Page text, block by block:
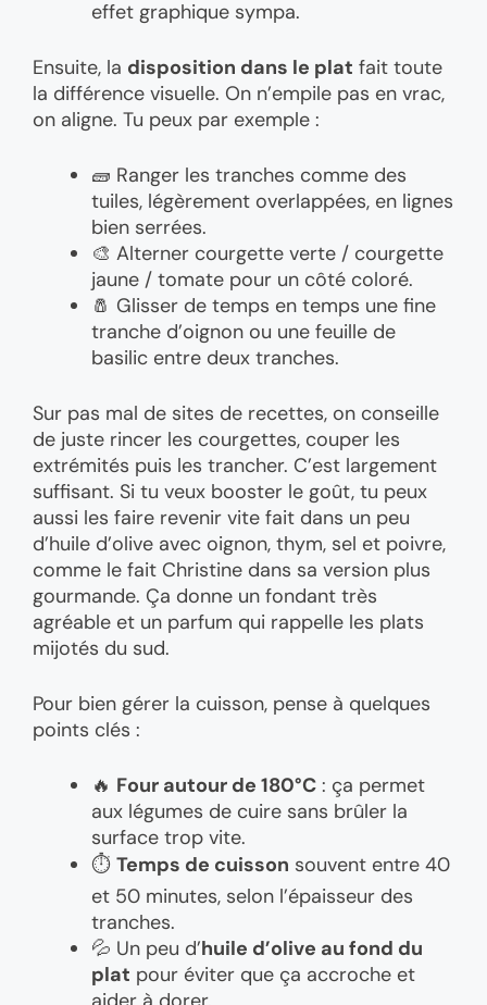
effet graphique sympa.
Ensuite, la disposition dans le plat fait toute
la différence visuelle. On n’empile pas en vrac,
on aligne. Tu peux par exemple :
🧱 Ranger les tranches comme des
tuiles, légèrement overlappées, en lignes
bien serrées.
🎨 Alterner courgette verte / courgette
jaune / tomate pour un côté coloré.
🧂 Glisser de temps en temps une fine
tranche d’oignon ou une feuille de
basilic entre deux tranches.
Sur pas mal de sites de recettes, on conseille
de juste rincer les courgettes, couper les
extrémités puis les trancher. C’est largement
suffisant. Si tu veux booster le goût, tu peux
aussi les faire revenir vite fait dans un peu
d’huile d’olive avec oignon, thym, sel et poivre,
comme le fait Christine dans sa version plus
gourmande. Ça donne un fondant très
agréable et un parfum qui rappelle les plats
mijotés du sud.
Pour bien gérer la cuisson, pense à quelques
points clés :
🔥 Four autour de 180°C : ça permet
aux légumes de cuire sans brûler la
surface trop vite.
⏱️ Temps de cuisson souvent entre 40
et 50 minutes, selon l’épaisseur des
tranches.
💦 Un peu d’huile d’olive au fond du
plat pour éviter que ça accroche et